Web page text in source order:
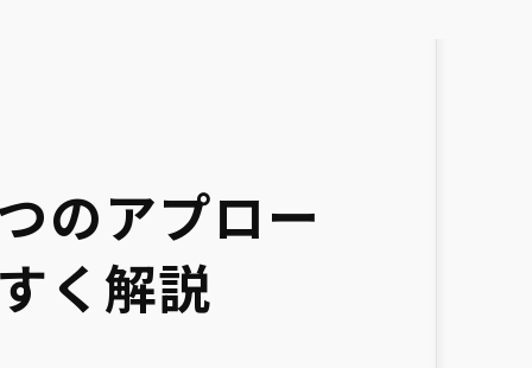
のアプロー
く解説